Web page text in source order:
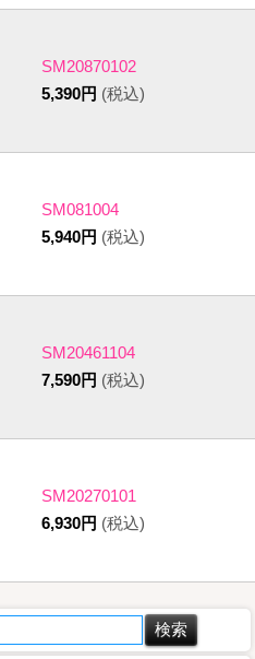
SM20870102
5,390円 (税込)
SM081004
5,940円 (税込)
SM20461104
7,590円 (税込)
SM20270101
6,930円 (税込)